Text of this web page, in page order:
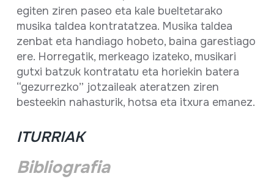
egiten ziren paseo eta kale bueltetarako
musika taldea kontratatzea. Musika taldea
zenbat eta handiago hobeto, baina garestiago
ere. Horregatik, merkeago izateko, musikari
gutxi batzuk kontratatu eta horiekin batera
“gezurrezko” jotzaileak ateratzen ziren
besteekin nahasturik, hotsa eta itxura emanez.
ITURRIAK
Bibliografia